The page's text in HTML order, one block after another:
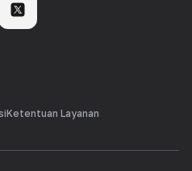
Ketentuan Layanan